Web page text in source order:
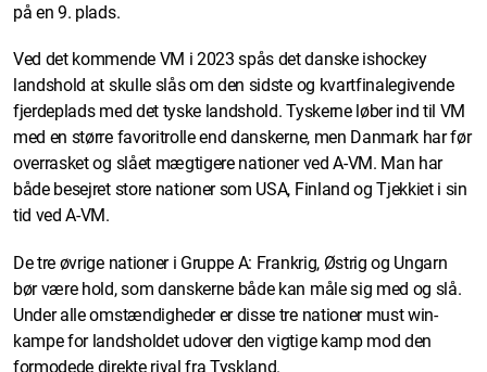
på en 9. plads.
Ved det kommende VM i 2023 spås det danske ishockey
landshold at skulle slås om den sidste og kvartfinalegivende
fjerdeplads med det tyske landshold. Tyskerne løber ind til VM
med en større favoritrolle end danskerne, men Danmark har før
overrasket og slået mægtigere nationer ved A-VM. Man har
både besejret store nationer som USA, Finland og Tjekkiet i sin
tid ved A-VM.
De tre øvrige nationer i Gruppe A: Frankrig, Østrig og Ungarn
bør være hold, som danskerne både kan måle sig med og slå.
Under alle omstændigheder er disse tre nationer must win-
kampe for landsholdet udover den vigtige kamp mod den
formodede direkte rival fra Tyskland.